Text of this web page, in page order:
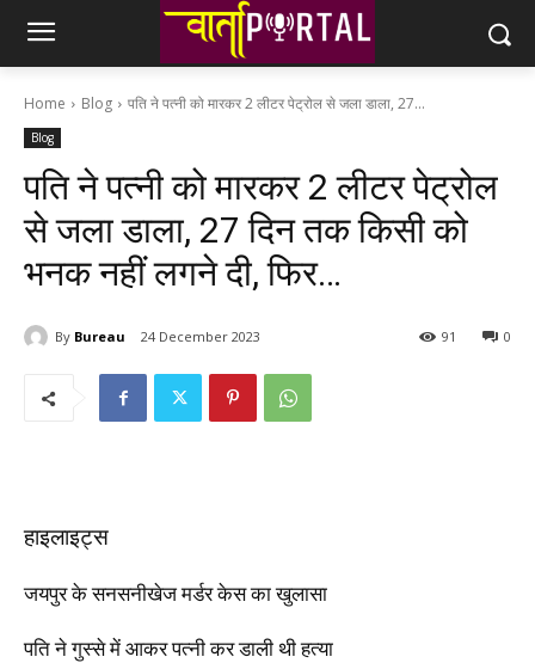
Home Blog पति ने पत्नी को मारकर 2 लीटर पेट्रोल से जला डाला, 27...
Blog
पति ने पत्नी को मारकर 2 लीटर पेट्रोल
से जला डाला, 27 दिन तक किसी को
भनक नहीं लगने दी, फिर…
By Bureau 24 December 2023 0
91
हाइलाइट्स
जयपुर के सनसनीखेज मर्डर केस का खुलासा
पति ने गुस्से में आकर पत्नी कर डाली थी हत्या